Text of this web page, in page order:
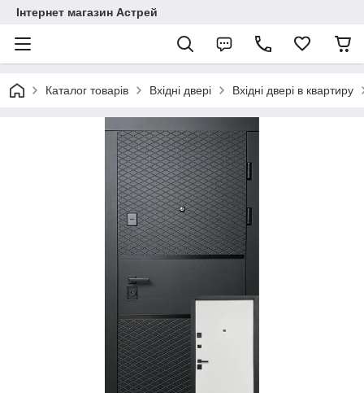
Інтернет магазин Астрей
Каталог товарів Вхідні двері Вхідні двері в квартиру